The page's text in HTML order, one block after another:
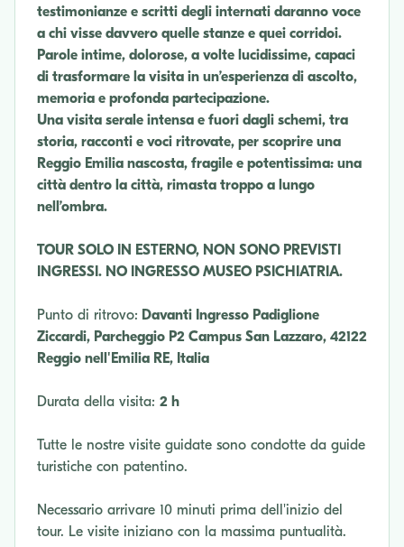
testimonianze e scritti degli internati daranno voce
a chi visse davvero quelle stanze e quei corridoi.
Parole intime, dolorose, a volte lucidissime, capaci
di trasformare la visita in un’esperienza di ascolto,
memoria e profonda partecipazione.
Una visita serale intensa e fuori dagli schemi, tra
storia, racconti e voci ritrovate, per scoprire una
Reggio Emilia nascosta, fragile e potentissima: una
città dentro la città, rimasta troppo a lungo
nell’ombra.
TOUR SOLO IN ESTERNO, NON SONO PREVISTI
INGRESSI. NO INGRESSO MUSEO PSICHIATRIA.
Punto di ritrovo: Davanti Ingresso Padiglione
Ziccardi, Parcheggio P2 Campus San Lazzaro, 42122
Reggio nell'Emilia RE, Italia
Durata della visita: 2 h
Tutte le nostre visite guidate sono condotte da guide
turistiche con patentino.
Necessario arrivare 10 minuti prima dell'inizio del
tour. Le visite iniziano con la massima puntualità.